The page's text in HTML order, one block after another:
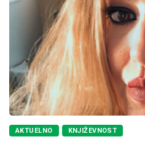
AKTUELNO KNJIŽEVNOST